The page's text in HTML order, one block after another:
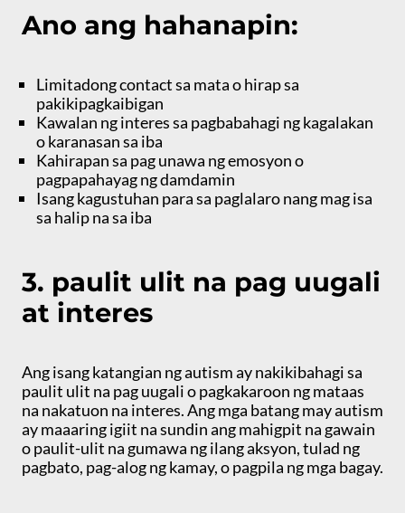
Ano ang hahanapin:
Limitadong contact sa mata o hirap sa
pakikipagkaibigan
Kawalan ng interes sa pagbabahagi ng kagalakan
o karanasan sa iba
Kahirapan sa pag unawa ng emosyon o
pagpapahayag ng damdamin
Isang kagustuhan para sa paglalaro nang mag isa
sa halip na sa iba
3. paulit ulit na pag uugali
at interes
Ang isang katangian ng autism ay nakikibahagi sa
paulit ulit na pag uugali o pagkakaroon ng mataas
na nakatuon na interes. Ang mga batang may autism
ay maaaring igiit na sundin ang mahigpit na gawain
o paulit-ulit na gumawa ng ilang aksyon, tulad ng
pagbato, pag-alog ng kamay, o pagpila ng mga bagay.